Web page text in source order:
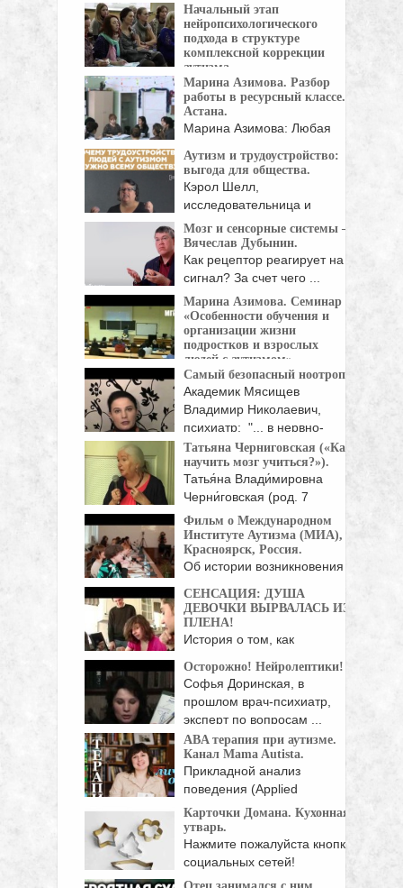
...
Начальный этап
нейропсихологического
подхода в структуре
комплексной коррекции
аутизма.
Нейропсихология - это
область психологической науки, изучающая
...
Марина Азимова. Разбор
работы в ресурсный классе.
Астана.
Марина Азимова: Любая
рождается из мотивации. ...
Аутизм и трудоустройство:
выгода для общества.
Кэрол Шелл,
исследовательница и
педагог, более 30 ...
Мозг и сенсорные системы —
Вячеслав Дубынин.
Как рецептор реагирует на
сигнал? За счет чего ...
Марина Азимова. Семинар
«Особенности обучения и
организации жизни
подростков и взрослых
людей с аутизмом».
Московский Городской
Психолого-Педагогический Университет при
поддержке Фонда ...
Самый безопасный ноотроп.
Академик Мясищев
Владимир Николаевич,
психиатр: "... в нервно-
психических ...
Татьяна Черниговская («Как
научить мозг учиться?»).
Татья́на Влади́мировна
Черни́говская (род. 7
февраля 1947, ...
Фильм о Международном
Институте Аутизма (МИА),
Красноярск, Россия.
Об истории возникновения
Аутизма, о ...
СЕНСАЦИЯ: ДУША
ДЕВОЧКИ ВЫРВАЛАСЬ ИЗ
ПЛЕНА!
История о том, как
девочка-аутист ...
Осторожно! Нейролептики!
Софья Доринская, в
прошлом врач-психиатр,
эксперт по вопросам ...
ABA терапия при аутизме.
Канал Mama Autista.
Прикладной анализ
поведения (Applied
Behavioral Analysis — ...
Карточки Домана. Кухонная
утварь.
Нажмите пожалуйста кнопки
социальных сетей!